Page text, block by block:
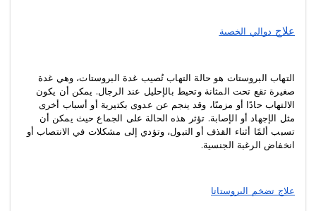
علاج دوالي الخصية
انخفاض الرغبة الجنسية.
علاج تضخم البروستاتا